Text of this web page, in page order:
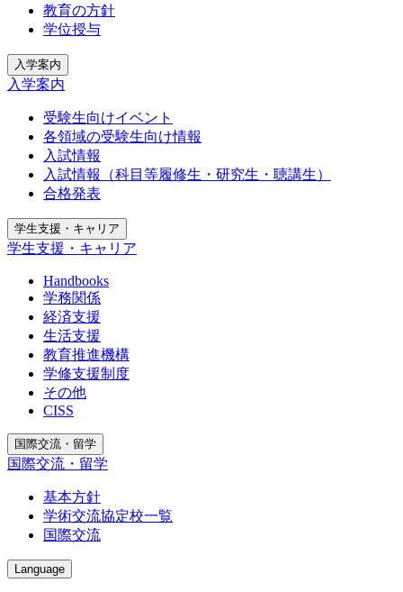
教育の方針
学位授与
入学案内
入学案内
受験生向けイベント
各領域の受験生向け情報
入試情報
入試情報（科目等履修生・研究生・聴講生）
合格発表
学生支援・キャリア
学生支援・キャリア
Handbooks
学務関係
経済支援
生活支援
教育推進機構
学修支援制度
その他
CISS
国際交流・留学
国際交流・留学
基本方針
学術交流協定校一覧
国際交流
Language